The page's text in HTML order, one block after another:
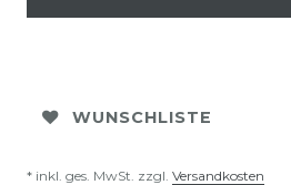
WUNSCHLISTE
* inkl. ges. MwSt. zzgl. Versandkosten